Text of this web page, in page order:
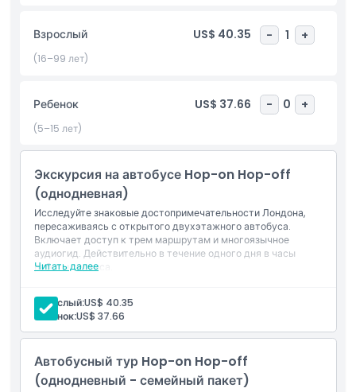
автобусы прибывают регулярно, чтобы обеспечить ваше
перемещение. Улучшите свое путешествие с помощью
бортового аудиогида на нескольких языках, который
культуре Лондона. С панорамными видами с открытой
верхней палубы вы сможете запечатлеть незабываемые
моменты, наслаждаясь атмосферой города. Идеально
тур сочетает комфорт, удобство и культурную глубину.
Основные моменты
Включено
Политика в отношении детей и взрослых
Вещи, которые нужно знать
Взрослый US$ 40.35 - 1 +
(16–99 лет)
Ребенок US$ 37.66 - 0 +
(5–15 лет)
Экскурсия на автобусе Hop-on Hop-off
(однодневная)
Исследуйте знаковые достопримечательности Лондона,
пересаживаясь с открытого двухэтажного автобуса.
Включает доступ к трем маршрутам и многоязычное
аудиогид. Действительно в течение одного дня в часы
работы сервиса.
Читать далее
Взрослый:US$ 40.35
Ребенок:US$ 37.66
Автобусный тур Hop-on Hop-off
(однодневный - семейный пакет)